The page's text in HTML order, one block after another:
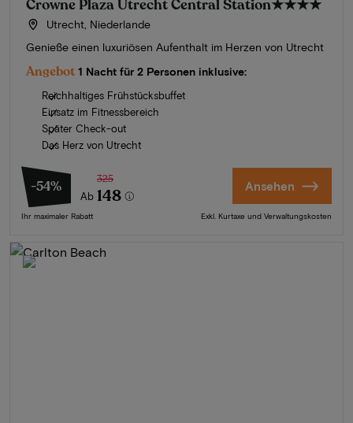
Crowne Plaza Utrecht Central Station★★★★
Utrecht, Niederlande
Genieße einen luxuriösen Aufenthalt im Herzen von Utrecht
Angebot 1 Nacht für 2 Personen inklusive:
Reichhaltiges Frühstücksbuffet
Einsatz im Fitnessbereich
Später Check-out
Das Herz von Utrecht
-54%
Ab
325
148
Ihr maximaler Rabatt
Ansehen
Exkl. Kurtaxe und Verwaltungskosten